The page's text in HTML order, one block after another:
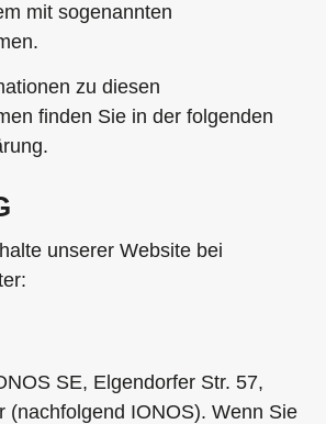
mit sogenannten
zu diesen
finden Sie in der folgenden
unserer Website bei
SE, Elgendorfer Str. 57,
(nachfolgend IONOS). Wenn Sie